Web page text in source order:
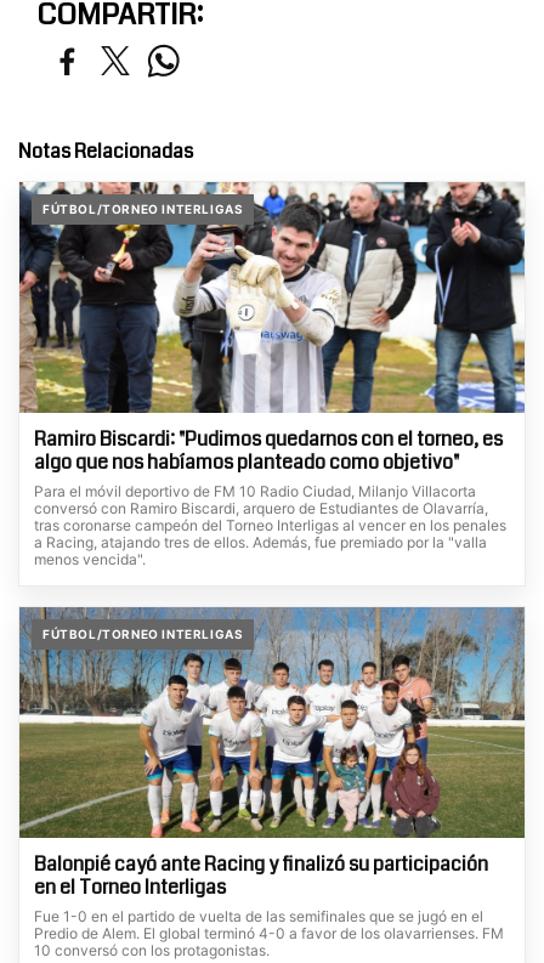
COMPARTIR:
Notas Relacionadas
FÚTBOL/TORNEO INTERLIGAS
Ramiro Biscardi: "Pudimos quedarnos con el torneo, es
algo que nos habíamos planteado como objetivo"
Para el móvil deportivo de FM 10 Radio Ciudad, Milanjo Villacorta
conversó con Ramiro Biscardi, arquero de Estudiantes de Olavarría,
tras coronarse campeón del Torneo Interligas al vencer en los penales
a Racing, atajando tres de ellos. Además, fue premiado por la "valla
menos vencida".
FÚTBOL/TORNEO INTERLIGAS
Balonpié cayó ante Racing y finalizó su participación
en el Torneo Interligas
Fue 1-0 en el partido de vuelta de las semifinales que se jugó en el
Predio de Alem. El global terminó 4-0 a favor de los olavarrienses. FM
10 conversó con los protagonistas.